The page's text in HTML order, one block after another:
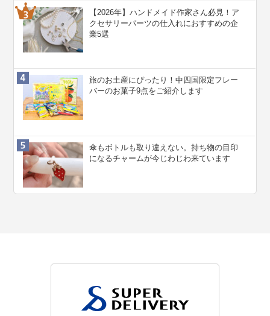
【2026年】ハンドメイド作家さん必見！ア
クセサリーパーツの仕入れにおすすめの企
業5選
旅のお土産にぴったり！中四国限定フレー
バーのお菓子9点をご紹介します
傘もボトルも取り違えない。持ち物の目印
になるチャームが今じわじわ来ています